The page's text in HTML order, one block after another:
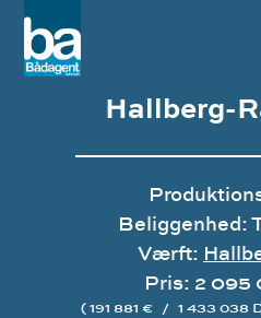
Hallberg-
Beliggenhed:
Værft:
Pris: 2 095
( 191 881 € / 1 433 038